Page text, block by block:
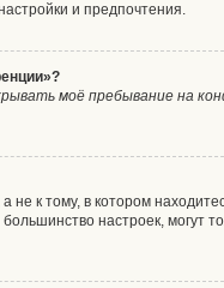
и предпочтения.
моё пребывание на
к тому, в котором
настроек,